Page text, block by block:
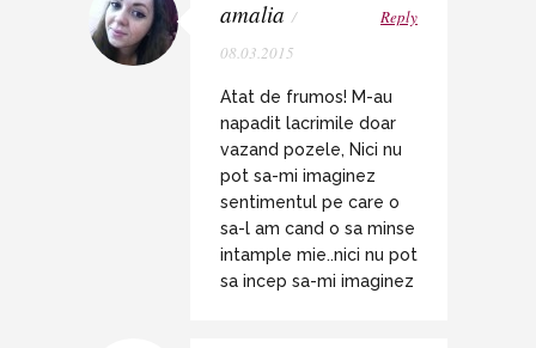
amalia /
08.03.2015
Reply
Atat de frumos! M-au
napadit lacrimile doar
vazand pozele, Nici nu
pot sa-mi imaginez
sentimentul pe care o
sa-l am cand o sa minse
intample mie..nici nu pot
sa incep sa-mi imaginez